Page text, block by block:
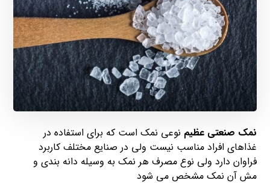
نمک صنعتی عظیم نوعی نمک است که برای استفاده در
غذاهای افراد مناسب نیست ولی در صنایع مختلف کاربرد
فراوان دارد ولی نوع مصرف هر نمک به وسیله دانه بندی و
مش آن نمک مشخص می شود